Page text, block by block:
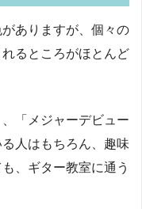
ありますが、個々の
るところがほとんど
「メジャーデビュー
人はもちろん、趣味
、ギター教室に通う